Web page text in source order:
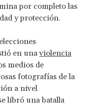
por completo las
y protección.
en unaviolencia
medios de
fotografías de la
a nivel
libró una batalla